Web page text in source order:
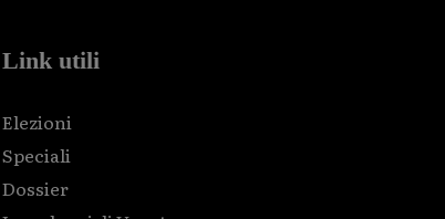
Link utili
Elezioni
Speciali
Dossier